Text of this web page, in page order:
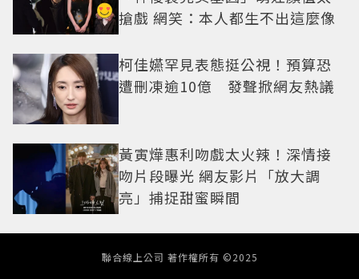
搶戲 網笑：本人都生不出這麼像
柯佳嬿罕見表態挺公視！預算恐
遭刪凍逾10億 發聲掀網友熱議
黃寅燁惠利吻戲太火辣！深情接
吻片段曝光 網友影片「放大調
亮」捕捉甜蜜瞬間
聯合線上公司 著作權所有 ©2025